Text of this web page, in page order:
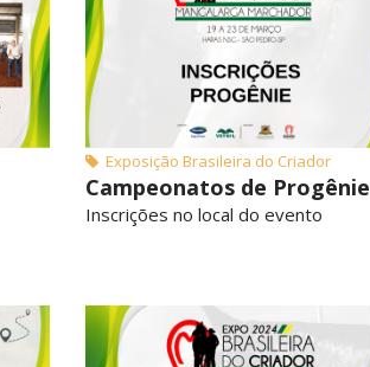
Exposição Brasileira do Criador
Campeonatos de Progênie
Inscrições no local do evento